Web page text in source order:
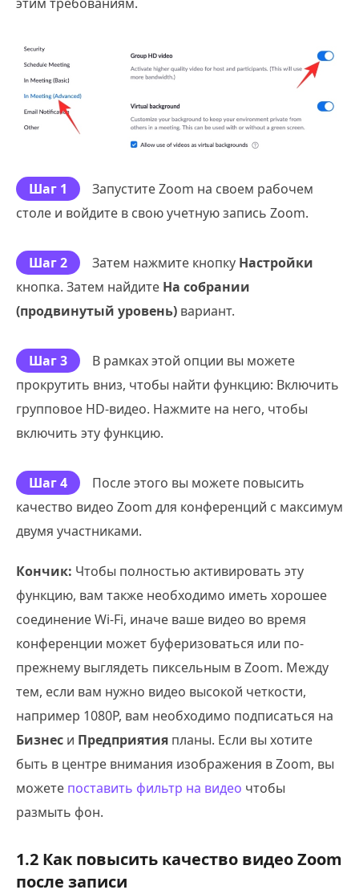
Шаг 1
Запустите Zoom на своем рабочем
столе и войдите в свою учетную запись Zoom.
Шаг 2 Затем нажмите кнопку Настройки
кнопка. Затем найдите На собрании
(продвинутый уровень) вариант.
Шаг 3
В рамках этой опции вы можете
прокрутить вниз, чтобы найти функцию: Включить
групповое HD-видео. Нажмите на него, чтобы
включить эту функцию.
Шаг 4
После этого вы можете повысить
качество видео Zoom для конференций с максимум
двумя участниками.
Кончик: Чтобы полностью активировать эту
функцию, вам также необходимо иметь хорошее
соединение Wi-Fi, иначе ваше видео во время
конференции может буферизоваться или по-
прежнему выглядеть пиксельным в Zoom. Между
тем, если вам нужно видео высокой четкости,
например 1080P, вам необходимо подписаться на
Бизнес и Предприятия планы. Если вы хотите
быть в центре внимания изображения в Zoom, вы
можете поставить фильтр на видео чтобы
размыть фон.
1.2 Как повысить качество видео Zoom
после записи